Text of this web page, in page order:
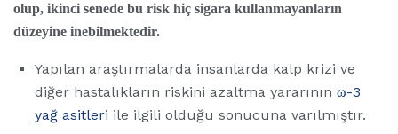
olup, ikinci senede bu risk hiç sigara kullanmayanların
düzeyine inebilmektedir.
Yapılan araştırmalarda insanlarda kalp krizi ve
diğer hastalıkların riskini azaltma yararının ω-3
yağ asitleri ile ilgili olduğu sonucuna varılmıştır.